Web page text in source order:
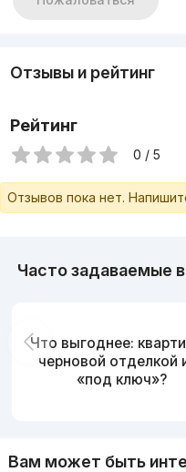
Отзывы и рейтинг
Рейтинг
0 / 5
Отзывов пока нет.
Часто задаваемые
Что выгоднее:
черновой отделкой
«под ключ»?
Вам может быть